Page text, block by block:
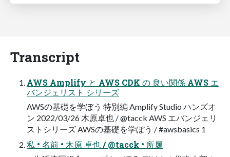
Transcript
AWS Amplify と AWS CDK の 良い関係 AWS エ
バンジェリスト シリーズ
AWSの基礎を学ぼう 特別編 Amplify Studio ハンズオ
ン 2022/03/26 木原卓也 / @tacck AWS エバンジェリ
ストシリーズ AWSの基礎を学ぼう / #awsbasics 1
私 • 名前 • 木原 卓也 / @tacck • 所属